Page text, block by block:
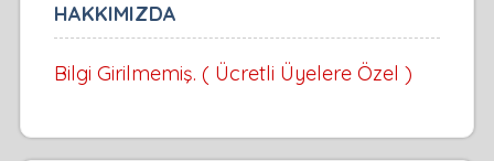
HAKKIMIZDA
Bilgi Girilmemiş. ( Ücretli Üyelere Özel )